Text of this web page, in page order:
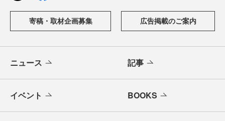
寄稿・取材企画募集 広告掲載のご案内
ニュース 記事
イベント BOOKS